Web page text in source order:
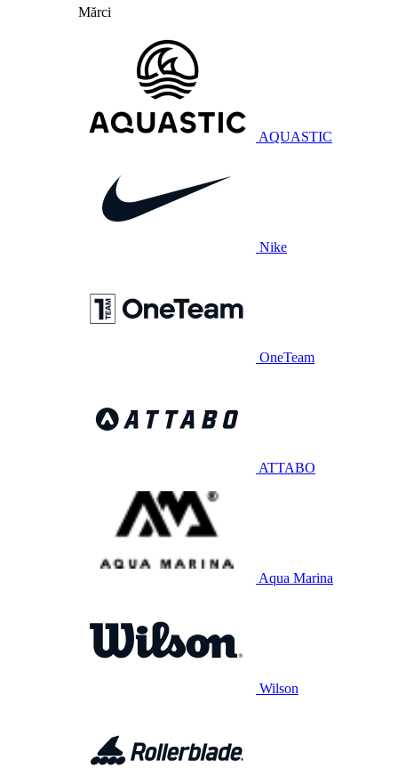
Mărci
AQUASTIC
Nike
OneTeam
ATTABO
Aqua Marina
Wilson